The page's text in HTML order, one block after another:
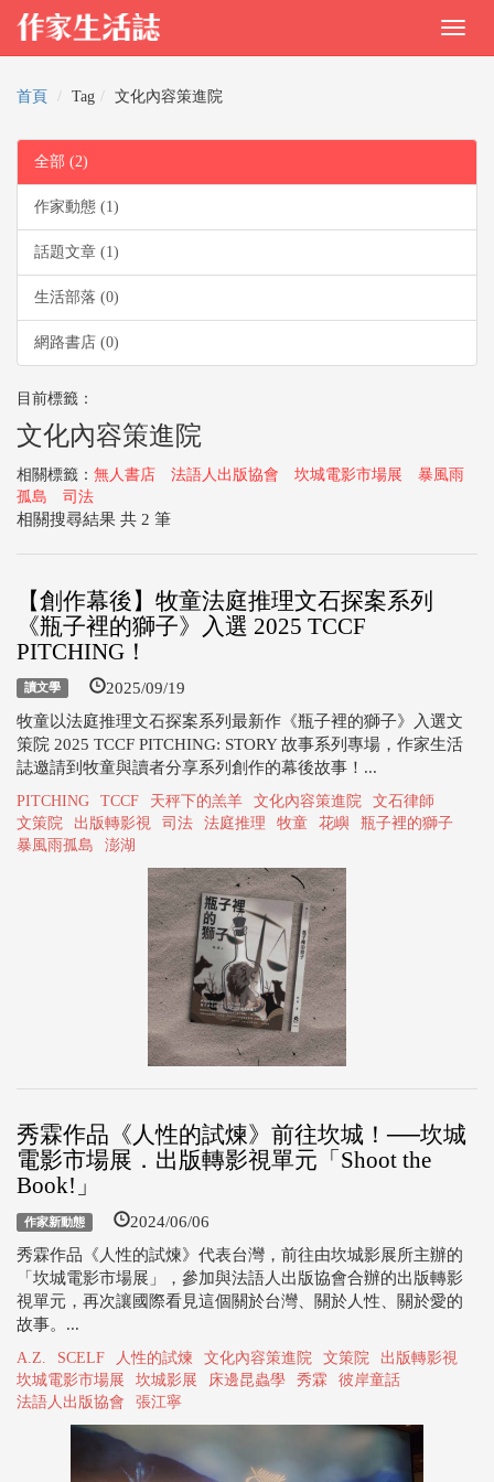
首頁 Tag 文化內容策進院
全部 (2)
作家動態 (1)
話題文章 (1)
生活部落 (0)
網路書店 (0)
目前標籤：
文化內容策進院
相關標籤： 無人書店 法語人出版協會 坎城電影市場展
暴風雨
孤島
司法
相關搜尋結果 共 2 筆
【創作幕後】牧童法庭推理文石探案系列
《瓶子裡的獅子》入選 2025 TCCF
PITCHING！
讀文學 2025/09/19
牧童以法庭推理文石探案系列最新作《瓶子裡的獅子》入選文
策院 2025 TCCF PITCHING: STORY 故事系列專場，作家生活
誌邀請到牧童與讀者分享系列創作的幕後故事！...
PITCHING TCCF 天秤下的羔羊 文化內容策進院
文石律師
文策院
出版轉影視 司法 法庭推理 牧童 花嶼
瓶子裡的獅子
暴風雨孤島
澎湖
秀霖作品《人性的試煉》前往坎城！──坎城
電影市場展．出版轉影視單元「Shoot the
Book!」
作家新動態 2024/06/06
秀霖作品《人性的試煉》代表台灣，前往由坎城影展所主辦的
「坎城電影市場展」，參加與法語人出版協會合辦的出版轉影
視單元，再次讓國際看見這個關於台灣、關於人性、關於愛的
故事。...
A.Z. SCELF 人性的試煉 文化內容策進院 文策院
出版轉影視
坎城電影市場展
坎城影展 床邊昆蟲學 秀霖
彼岸童話
法語人出版協會
張江寧